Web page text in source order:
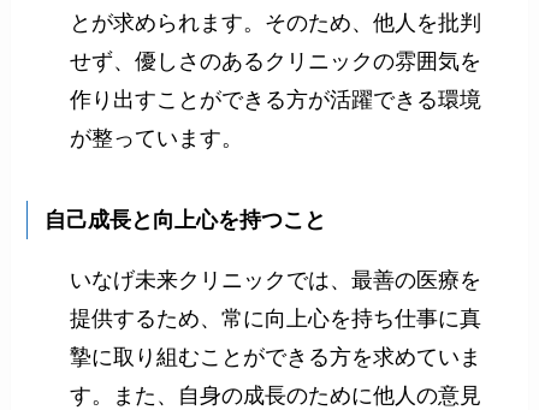
とが求められます。そのため、他人を批判
せず、優しさのあるクリニックの雰囲気を
作り出すことができる方が活躍できる環境
が整っています。
自己成長と向上心を持つこと
いなげ未来クリニックでは、最善の医療を
提供するため、常に向上心を持ち仕事に真
摯に取り組むことができる方を求めていま
す。また、自身の成長のために他人の意見